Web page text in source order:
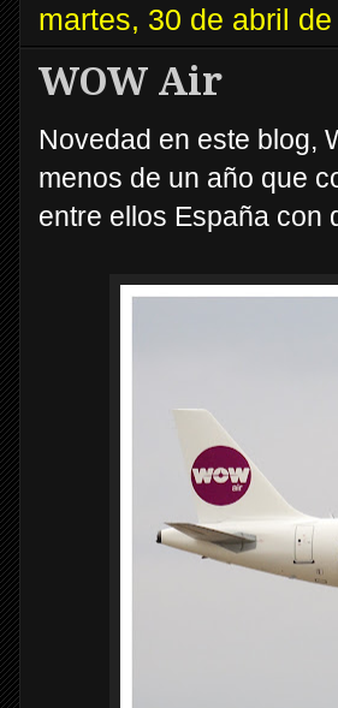
martes, 30 de abril
WOW Air
Novedad en este blog,
menos de un año que
entre ellos España con